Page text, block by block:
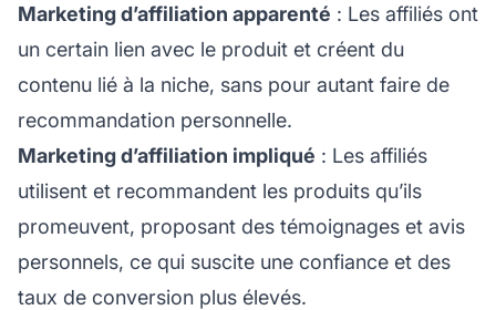
Marketing d’affiliation apparenté : Les affiliés ont
un certain lien avec le produit et créent du
contenu lié à la niche, sans pour autant faire de
recommandation personnelle.
Marketing d’affiliation impliqué : Les affiliés
utilisent et recommandent les produits qu’ils
promeuvent, proposant des témoignages et avis
personnels, ce qui suscite une confiance et des
taux de conversion plus élevés.